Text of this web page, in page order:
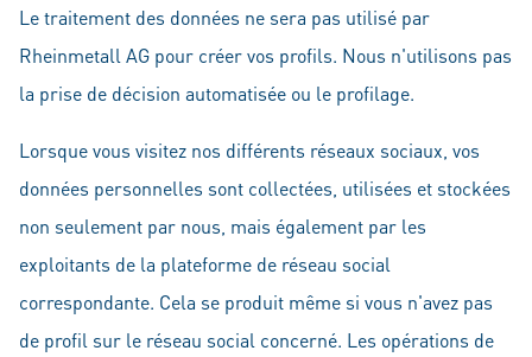
Le traitement des données ne sera pas utilisé par
Rheinmetall AG pour créer vos profils. Nous n'utilisons pas
la prise de décision automatisée ou le profilage.
Lorsque vous visitez nos différents réseaux sociaux, vos
données personnelles sont collectées, utilisées et stockées
non seulement par nous, mais également par les
exploitants de la plateforme de réseau social
correspondante. Cela se produit même si vous n'avez pas
de profil sur le réseau social concerné. Les opérations de